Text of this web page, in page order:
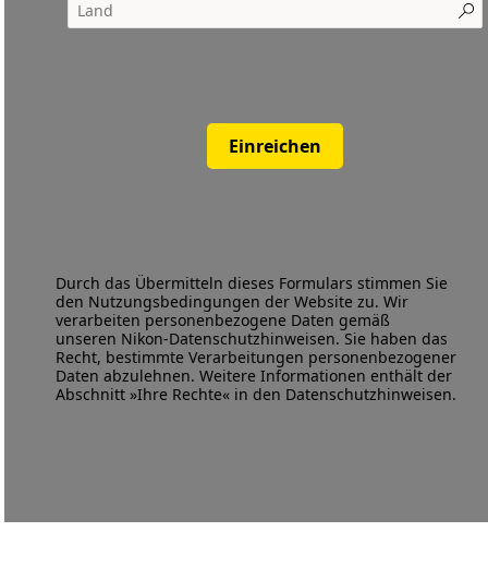
Einreichen
Durch das Übermitteln dieses Formulars stimmen Sie
den Nutzungsbedingungen der Website zu. Wir
verarbeiten personenbezogene Daten gemäß
unseren Nikon-Datenschutzhinweisen. Sie haben das
Recht, bestimmte Verarbeitungen personenbezogener
Daten abzulehnen. Weitere Informationen enthält der
Abschnitt »Ihre Rechte« in den Datenschutzhinweisen.